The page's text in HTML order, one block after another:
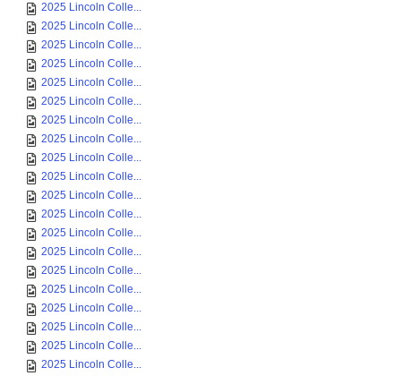
2025 Lincoln Colle...
2025 Lincoln Colle...
2025 Lincoln Colle...
2025 Lincoln Colle...
2025 Lincoln Colle...
2025 Lincoln Colle...
2025 Lincoln Colle...
2025 Lincoln Colle...
2025 Lincoln Colle...
2025 Lincoln Colle...
2025 Lincoln Colle...
2025 Lincoln Colle...
2025 Lincoln Colle...
2025 Lincoln Colle...
2025 Lincoln Colle...
2025 Lincoln Colle...
2025 Lincoln Colle...
2025 Lincoln Colle...
2025 Lincoln Colle...
2025 Lincoln Colle...